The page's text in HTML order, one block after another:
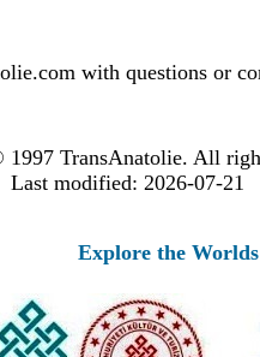
with questions or
TransAnatolie. All
Last modified: 2026-07-21
Explore the Worlds